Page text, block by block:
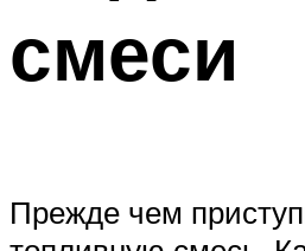
смеси
Прежде чем